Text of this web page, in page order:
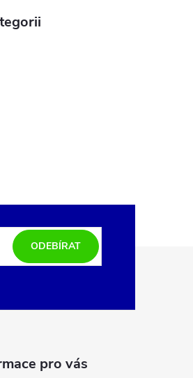
ODEBÍRAT
pro vás